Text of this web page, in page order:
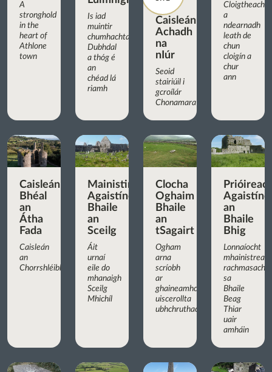
A
stronghold
in the
heart of
Athlone
town
Is iad
muintir
chumhachtach
Dubhdal
a thóg é
an
chéad lá
riamh
Caisleán
Achadh
na
nIúr
Seoid
stairiúil i
gcroílár
Chonamara
Cloigtheach
a
ndearnadh
leath de
chun
cloigín a
chur
ann
Caisleán
Bhéal
an
Átha
Fada
Caisleán
an
Chorrshléibhe
Mainistir
Agaistíneach
Bhaile
an
Sceilg
Áit
urnaí
eile do
mhanaigh
Sceilg
Mhichíl
Clocha
Oghaim
Bhaile
an
tSagairt
Ogham
arna
scríobh
ar
ghaineamhchloch
uiscerollta
ubhchruthach
an
Bhaile
Bhig
Lonnaíocht
mhainistreach
rachmasach
sa
Bhaile
Beag
Thiar
uair
amháin